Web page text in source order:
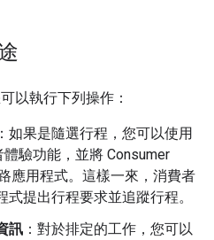
以執行下列操作：
：如果是隨選行程，您可以使用
驗功能，並將 Consumer
應用程式。這樣一來，消費者
提出行程要求並追蹤行程。
訊 ：對於排定的工作，您可以